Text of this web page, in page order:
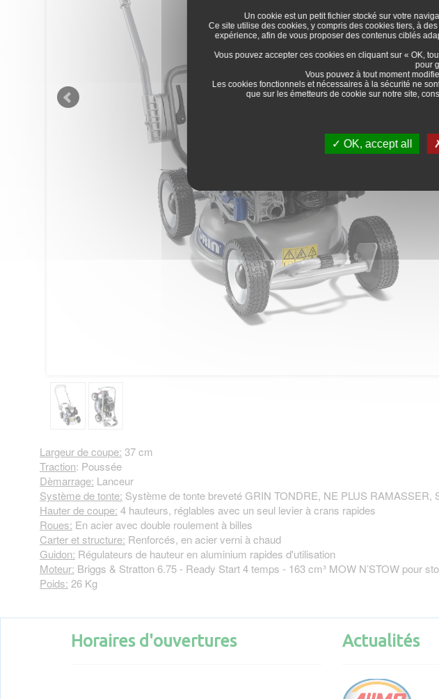
Largeur de coupe: 37 cm
Traction: Poussée
Dèmarrage: Lanceur
Système de tonte: Système de tonte breveté GRIN TONDRE, NE PLUS RAMASSER,
Hauter de coupe: 4 hauteurs, réglables avec un seul levier à crans rapides
Roues: En acier avec double roulement à billes
Carter et structure: Renforcés, en acier verni à chaud
Guidon: Régulateurs de hauteur en aluminium rapides d'utilisation
Moteur: Briggs & Stratton 6.75 - Ready Start 4 temps - 163 cm³ MOW N’STOW pour
Poids: 26 Kg
Horaires d'ouvertures Actualités
Un cookie est un petit fichier stocké sur votre
Ce site utilise des cookies, y compris des cookies tiers, à
expérience, afin de vous proposer des contenus ciblés
Vous pouvez accepter ces cookies en cliquant sur « OK,
pour
Vous pouvez à tout moment
Les cookies fonctionnels et nécessaires à la sécurité ne
que sur les émetteurs de cookie sur notre site,
OK, accept all